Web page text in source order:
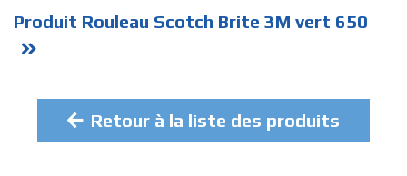
Produit Rouleau Scotch Brite 3M vert 650
Retour à la liste des produits